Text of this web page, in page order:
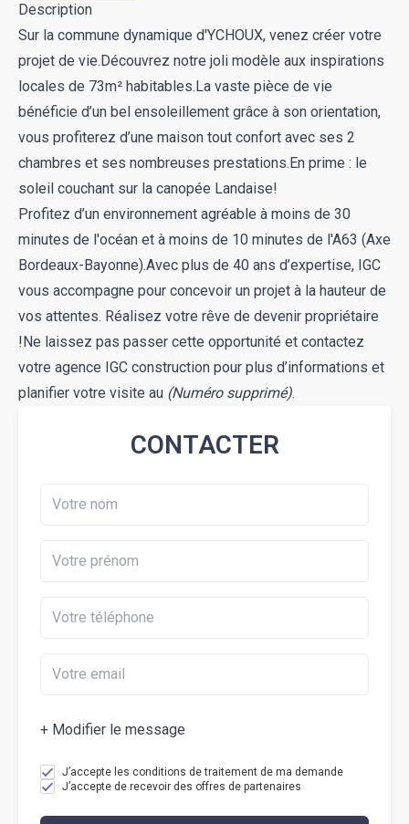
Description
Sur la commune dynamique d'YCHOUX, venez créer votre
projet de vie.Découvrez notre joli modèle aux inspirations
locales de 73m² habitables.La vaste pièce de vie
bénéficie d’un bel ensoleillement grâce à son orientation,
vous profiterez d’une maison tout confort avec ses 2
chambres et ses nombreuses prestations.En prime : le
soleil couchant sur la canopée Landaise!
Profitez d’un environnement agréable à moins de 30
minutes de l'océan et à moins de 10 minutes de l'A63 (Axe
Bordeaux-Bayonne).Avec plus de 40 ans d’expertise, IGC
vous accompagne pour concevoir un projet à la hauteur de
vos attentes. Réalisez votre rêve de devenir propriétaire
!Ne laissez pas passer cette opportunité et contactez
votre agence IGC construction pour plus d’informations et
planifier votre visite au (Numéro supprimé).
CONTACTER
+ Modifier le message
J’accepte les conditions de traitement de ma demande
J’accepte de recevoir des offres de partenaires